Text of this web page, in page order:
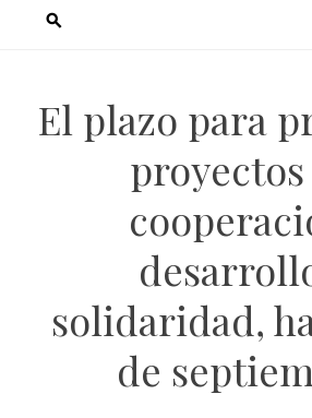
El plazo para
solidaridad,
de